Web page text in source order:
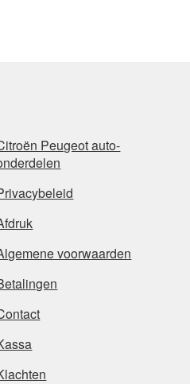
Peugeot auto-
voorwaarden